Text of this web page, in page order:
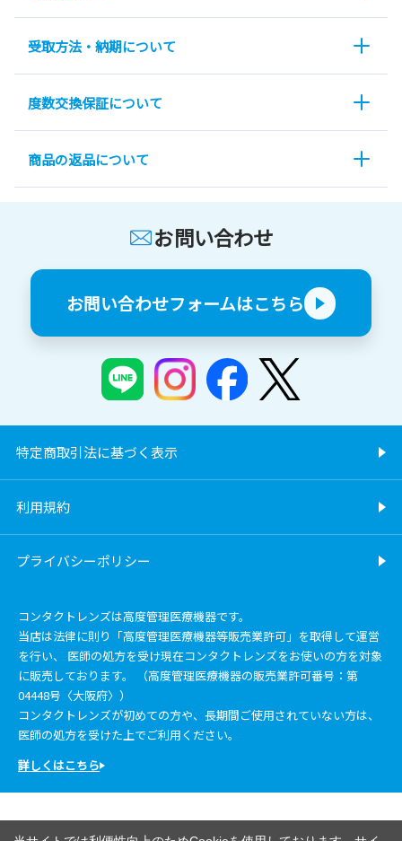
受取方法・納期について
度数交換保証について
商品の返品について
お問い合わせ
お問い合わせフォームはこちら
特定商取引法に基づく表示
利用規約
プライバシーポリシー
コンタクトレンズは高度管理医療機器です。
当店は法律に則り「高度管理医療機器等販売業許可」を取得して運営
を行い、 医師の処方を受け現在コンタクトレンズをお使いの方を対象
に販売しております。 （高度管理医療機器の販売業許可番号：第
04448号〈大阪府〉）
コンタクトレンズが初めての方や、長期間ご使用されていない方は、
医師の処方を受けた上でご利用ください。
詳しくはこちら